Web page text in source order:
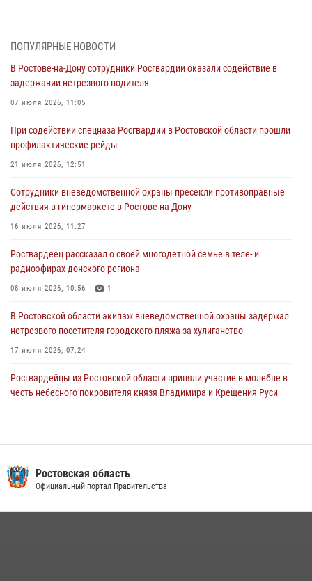
При содействии спецназа Росгвардии в Ростовской области прошли
21 июля 2026, 12:51
В Ростовской области экипаж вневедомственной охраны задержал
17 июля 2026, 07:24
Сотрудники вневедомственной охраны пресекли противоправные
16 июля 2026, 11:27
Конкурс профессионального мастерства взрывотехников прошел в
15 июля 2026, 06:39
ПОПУЛЯРНЫЕ НОВОСТИ
В Ростове-на-Дону сотрудники Росгвардии оказали содействие в
задержании нетрезвого водителя
07 июля 2026, 11:05
При содействии спецназа Росгвардии в Ростовской области прошли
профилактические рейды
21 июля 2026, 12:51
Сотрудники вневедомственной охраны пресекли противоправные
действия в гипермаркете в Ростове-на-Дону
16 июля 2026, 11:27
Росгвардеец рассказал о своей многодетной семье в теле- и
радиоэфирах донского региона
08 июля 2026, 10:56 1
В Ростовской области экипаж вневедомственной охраны задержал
нетрезвого посетителя городского пляжа за хулиганство
17 июля 2026, 07:24
Росгвардейцы из Ростовской области приняли участие в молебне в
честь небесного покровителя князя Владимира и Крещения Руси
29 июля 2026, 11:35
Ростовская область
Официальный портал Правительства